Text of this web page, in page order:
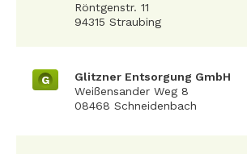
Röntgenstr. 11
94315 Straubing
G
Glitzner Entsorgung GmbH
Weißensander Weg 8
08468 Schneidenbach